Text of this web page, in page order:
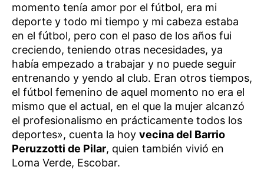
momento tenía amor por el fútbol, era mi
deporte y todo mi tiempo y mi cabeza estaba
en el fútbol, pero con el paso de los años fui
creciendo, teniendo otras necesidades, ya
había empezado a trabajar y no puede seguir
entrenando y yendo al club. Eran otros tiempos,
el fútbol femenino de aquel momento no era el
mismo que el actual, en el que la mujer alcanzó
el profesionalismo en prácticamente todos los
deportes», cuenta la hoy vecina del Barrio
Peruzzotti de Pilar, quien también vivió en
Loma Verde, Escobar.